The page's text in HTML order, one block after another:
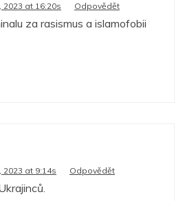
2023 at 16:20s Odpovědět
za rasismus a islamofobii
2023 at 9:14s Odpovědět